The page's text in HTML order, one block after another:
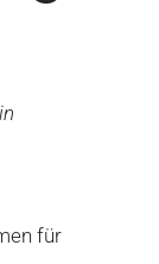
für